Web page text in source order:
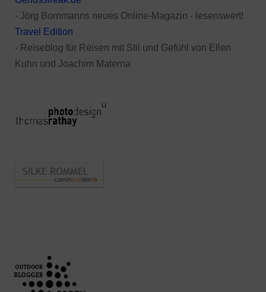
- Jörg Bornmanns neues Online-Magazin - lesenswert!
Travel Edition
- Reiseblog für Reisen mit Stil und Gefühl von Ellen
Kuhn und Joachim Materna